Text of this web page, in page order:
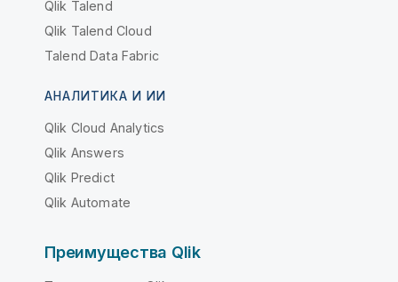
Qlik Talend
Qlik Talend Cloud
Talend Data Fabric
АНАЛИТИКА И ИИ
Qlik Cloud Analytics
Qlik Answers
Qlik Predict
Qlik Automate
Преимущества Qlik